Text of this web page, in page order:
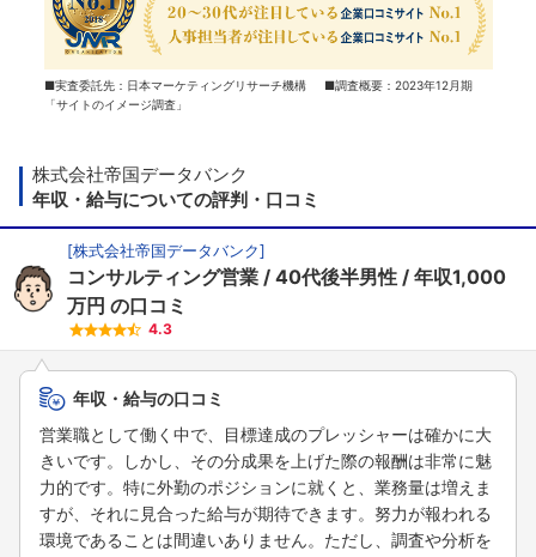
■実査委託先：日本マーケティングリサーチ機構 ■調査概要：2023年12月期
「サイトのイメージ調査」
株式会社帝国データバンク
年収・給与についての評判・口コミ
[株式会社帝国データバンク]
コンサルティング営業 40代後半男性
年収1,000
万円 の口コミ
4.3
年収・給与の口コミ
営業職として働く中で、目標達成のプレッシャーは確かに大
きいです。しかし、その分成果を上げた際の報酬は非常に魅
力的です。特に外勤のポジションに就くと、業務量は増えま
すが、それに見合った給与が期待できます。努力が報われる
環境であることは間違いありません。ただし、調査や分析を